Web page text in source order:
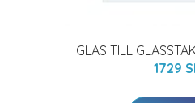
GLAS TILL
1729